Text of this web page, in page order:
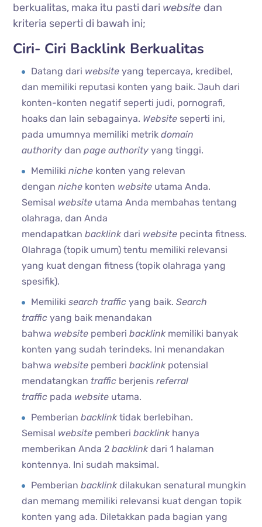
berkualitas, maka itu pasti dari website dan
kriteria seperti di bawah ini;
Ciri- Ciri Backlink Berkualitas
Datang dari websiteyang tepercaya, kredibel,
dan memiliki reputasi konten yang baik. Jauh dari
konten-konten negatif seperti judi, pornografi,
hoaks dan lain sebagainya. Websiteseperti ini,
pada umumnya memiliki metrikdomain
authoritydanpage authorityyang tinggi.
Memilikiniche konten yang relevan
denganniche konten website utama Anda.
Semisal website utama Anda membahas tentang
olahraga, dan Anda
mendapatkanbacklinkdari website pecinta fitness.
Olahraga (topik umum) tentu memiliki relevansi
yang kuat dengan fitness (topik olahraga yang
spesifik).
Memilikisearch trafficyang baik.Search
trafficyang baik menandakan
bahwa website pemberibacklink memiliki banyak
konten yang sudah terindeks. Ini menandakan
bahwa website pemberibacklink potensial
mendatangkan traffic berjenisreferral
traffic pada website utama.
Pemberianbacklinktidak berlebihan.
Semisal website pemberibacklink hanya
memberikan Anda 2backlinkdari 1 halaman
kontennya. Ini sudah maksimal.
Pemberianbacklinkdilakukan senatural mungkin
dan memang memiliki relevansi kuat dengan topik
konten yang ada. Diletakkan pada bagian yang